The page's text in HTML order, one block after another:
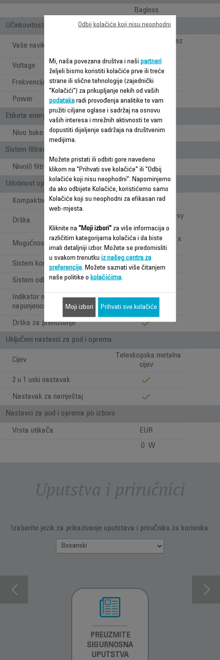
Bagless
Učinkovitost
Vaše navike
Dubinsko čišćenje bez
Voltage
220-240 V
Frekvencija 50-60 Hz
Power 750 W
Etiketa energije
Nivo buke Standard (>69dB)
Sistem filtracije
Nivo(i) filtracije 3
Udobnost upotrebe
Kompaktnost
Drška
Klasična drška sa Easy
Brush četkom
Mogućnosti manevrisanja
1 x 360° toškovi + 2 x
velika zadnja točka
Sistem kontrole
Ručni
Sistem odlaganja
Indikator maksimalne
napunjenost vrećice
Drška za prenošenje
Uključeni nastavci za pod i oprema
Cijev
Teleskopska metalna
cijev
2 u 1 uski nastavak
Nastavak za namještaj
Nastavci za pod i oprema po izboru
Vrsta utikača
EUR
0 W
Uputstva i priručnici
Izaberite jezik za prikazivanje uputstava i priručnika za korisnika:
PREUZMITE
SIGURNOSNA
UPUTSTVA
Mi, naša povezana društva i naši partneri
željeli bismo koristiti kolačiće prve ili treće
strane ili slične tehnologije (zajednički
"Kolačići") za prikupljanje nekih od vaših
podatakaradi provođenja analitike te vam
pružiti ciljane oglase i sadržaj na osnovu
vaših interesa i mrežnih aktivnosti te vam
dopustiti dijeljenje sadržaja na društvenim
medijima.
Možete pristati ili odbiti gore navedeno
klikom na "Prihvati sve kolačiće" ili "Odbij
kolačiće koji nisu neophodni". Napominjemo
da ako odbijete Kolačiće, koristićemo samo
Kolačiće koji su neophodni za efikasan rad
web-mjesta.
Kliknite na "Moji izbori"za više informacija o
različitim kategorijama kolačića i da biste
imali detaljniji izbor. Možete se predomisliti
u svakom trenutku iz našeg centra za
preferencije. Možete saznati više čitanjem
naše politike o kolačićima.
Odbij kolačiće koji nisu neophodni
Moji izbori Prihvati sve kolačiće